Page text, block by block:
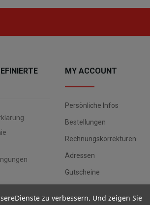
MY ACCOUNT
Persönliche Infos
Bestellungen
Rechnungskorrekturen
Adressen
Gutscheine
zu verbessern. Und zeigen Sie